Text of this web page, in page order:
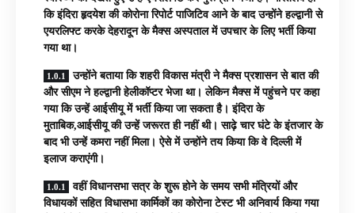
कि इंदिरा हृदयेश की कोरोना रिपोर्ट पाजिटिव आने के बाद उन्होंने हल्द्वानी से
एयरलिफ्ट करके देहरादून के मैक्स अस्पताल में उपचार के लिए भर्ती किया
गया था।
उन्होंने बताया कि शहरी विकास मंत्री ने मैक्स प्रशासन से बात की
और सीएम ने हल्द्वानी हेलीकॉप्टर भेजा था। लेकिन मैक्स में पहुंचने पर कहा
गया कि उन्हें आईसीयू में भर्ती किया जा सकता है। इंदिरा के
मुताबिक,आईसीयू की उन्हें जरूरत ही नहीं थी। साढ़े चार घंटे के इंतजार के
बाद भी उन्हें कमरा नहीं मिला। ऐसे में उन्होंने तय किया कि वे दिल्ली में
इलाज कराएंगी।
वहीं विधानसभा सत्र के शुरू होने के समय सभी मंत्रियों और
विधायकों सहित विधासभा कार्मिकों का कोरोना टेस्ट भी अनिवार्य किया गया